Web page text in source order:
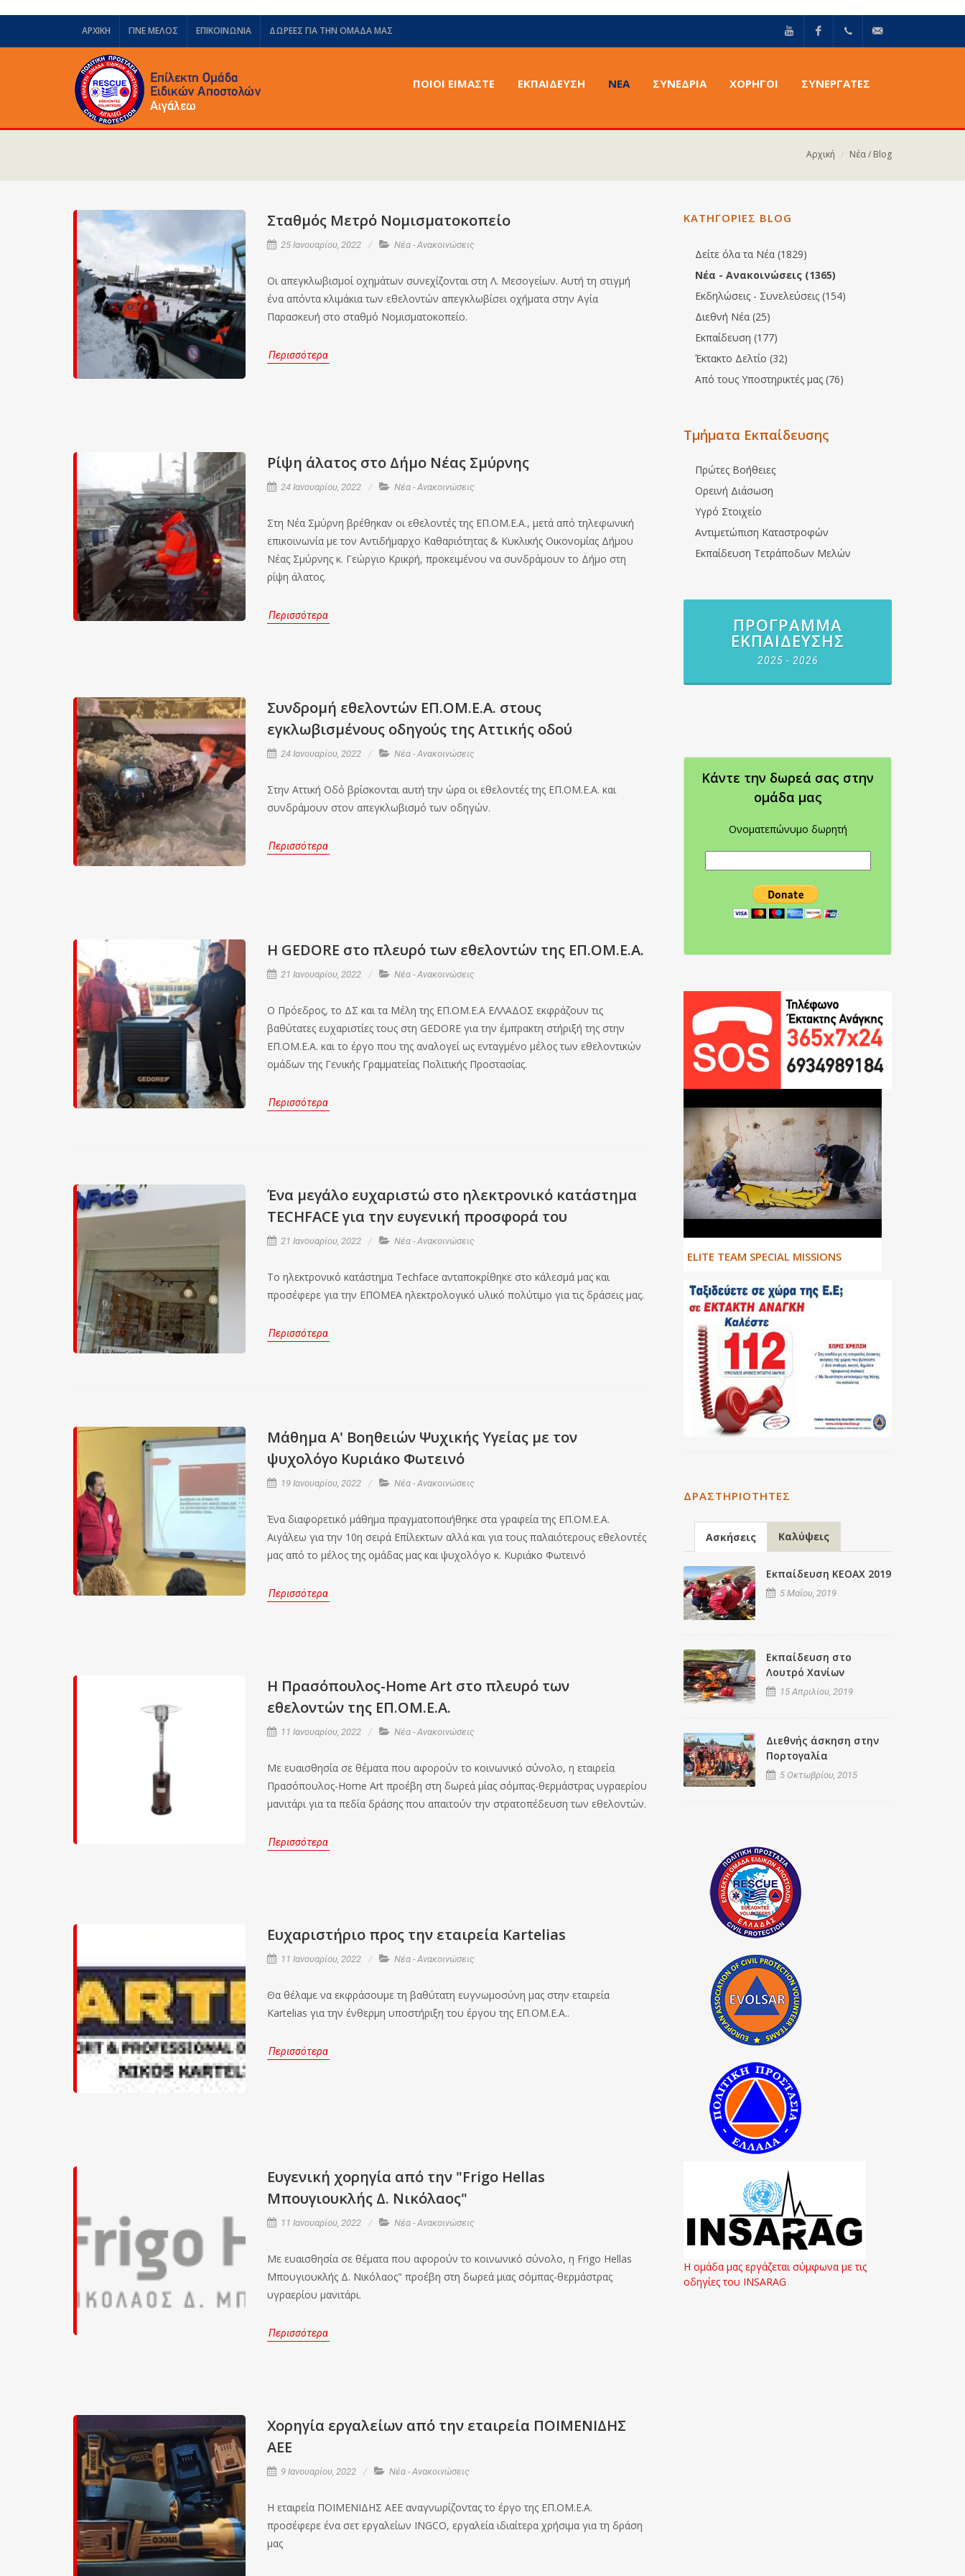
ΑΡΧΙΚΗ ΓΙΝΕ ΜΕΛΟΣ ΕΠΙΚΟΙΝΩΝΙΑ ΔΩΡΕΈΣ ΓΙΑ ΤΗΝ ΟΜΆΔΑ ΜΑΣ
ΠΟΙΟΙ ΕΙΜΑΣΤΕ ΕΚΠΑΙΔΕΥΣΗ ΝΈΑ ΣΥΝΈΔΡΙΑ ΧΟΡΗΓΟΙ ΣΥΝΕΡΓΑΤΕΣ
Αρχική Νέα / Blog
Σταθμός Μετρό Νομισματοκοπείο
25 Ιανουαρίου, 2022 Νέα - Ανακοινώσεις
Οι απεγκλωβισμοί οχημάτων συνεχίζονται στη Λ. Μεσογείων. Αυτή τη στιγμή
ένα απόντα κλιμάκια των εθελοντών απεγκλωβίσει οχήματα στην Αγία
Παρασκευή στο σταθμό Νομισματοκοπείο.
Περισσότερα
Ρίψη άλατος στο Δήμο Νέας Σμύρνης
24 Ιανουαρίου, 2022 Νέα - Ανακοινώσεις
Στη Νέα Σμύρνη βρέθηκαν οι εθελοντές της ΕΠ.ΟΜ.Ε.Α., μετά από τηλεφωνική
επικοινωνία με τον Αντιδήμαρχο Καθαριότητας & Κυκλικής Οικονομίας Δήμου
Νέας Σμύρνης κ. Γεώργιο Κρικρή, προκειμένου να συνδράμουν το Δήμο στη
ρίψη άλατος.
Περισσότερα
Συνδρομή εθελοντών ΕΠ.ΟΜ.Ε.Α. στους
εγκλωβισμένους οδηγούς της Αττικής οδού
24 Ιανουαρίου, 2022 Νέα - Ανακοινώσεις
Στην Αττική Οδό βρίσκονται αυτή την ώρα οι εθελοντές της ΕΠ.ΟΜ.Ε.Α. και
συνδράμουν στον απεγκλωβισμό των οδηγών.
Περισσότερα
Η GEDORE στο πλευρό των εθελοντών της ΕΠ.ΟΜ.Ε.Α.
21 Ιανουαρίου, 2022 Νέα - Ανακοινώσεις
Ο Πρόεδρος, το ΔΣ και τα Μέλη της ΕΠ.ΟΜ.Ε.Α ΕΛΛΑΔΟΣ εκφράζουν τις
βαθύτατες ευχαριστίες τους στη GEDORE για την έμπρακτη στήριξή της στην
ΕΠ.ΟΜ.Ε.Α. και το έργο που της αναλογεί ως ενταγμένο μέλος των εθελοντικών
ομάδων της Γενικής Γραμματείας Πολιτικής Προστασίας.
Περισσότερα
Ένα μεγάλο ευχαριστώ στο ηλεκτρονικό κατάστημα
TECHFACE για την ευγενική προσφορά του
21 Ιανουαρίου, 2022 Νέα - Ανακοινώσεις
Το ηλεκτρονικό κατάστημα Techface ανταποκρίθηκε στο κάλεσμά μας και
προσέφερε για την ΕΠΟΜΕΑ ηλεκτρολογικό υλικό πολύτιμο για τις δράσεις μας.
Περισσότερα
Μάθημα Α' Βοηθειών Ψυχικής Υγείας με τον
ψυχολόγο Κυριάκο Φωτεινό
19 Ιανουαρίου, 2022 Νέα - Ανακοινώσεις
Ένα διαφορετικό μάθημα πραγματοποιήθηκε στα γραφεία της ΕΠ.ΟΜ.Ε.Α.
Αιγάλεω για την 10η σειρά Επίλεκτων αλλά και για τους παλαιότερους εθελοντές
μας από το μέλος της ομάδας μας και ψυχολόγο κ. Κυριάκο Φωτεινό
Περισσότερα
Η Πρασόπουλος-Home Art στο πλευρό των
εθελοντών της ΕΠ.ΟΜ.Ε.Α.
11 Ιανουαρίου, 2022 Νέα - Ανακοινώσεις
Με ευαισθησία σε θέματα που αφορούν το κοινωνικό σύνολο, η εταιρεία
Πρασόπουλος-Home Art προέβη στη δωρεά μίας σόμπας-θερμάστρας υγραερίου
μανιτάρι για τα πεδία δράσης που απαιτούν την στρατοπέδευση των εθελοντών.
Περισσότερα
Ευχαριστήριο προς την εταιρεία Kartelias
11 Ιανουαρίου, 2022 Νέα - Ανακοινώσεις
Θα θέλαμε να εκφράσουμε τη βαθύτατη ευγνωμοσύνη μας στην εταιρεία
Kartelias για την ένθερμη υποστήριξη του έργου της ΕΠ.ΟΜ.Ε.Α..
Περισσότερα
Ευγενική χορηγία από την "Frigo Hellas
Μπουγιουκλής Δ. Νικόλαος"
11 Ιανουαρίου, 2022 Νέα - Ανακοινώσεις
Με ευαισθησία σε θέματα που αφορούν το κοινωνικό σύνολο, η Frigo Hellas
Μπουγιουκλής Δ. Νικόλαος" προέβη στη δωρεά μιας σόμπας-θερμάστρας
υγραερίου μανιτάρι.
Περισσότερα
Χορηγία εργαλείων από την εταιρεία ΠΟΙΜΕΝΙΔΗΣ
ΑΕΕ
9 Ιανουαρίου, 2022 Νέα - Ανακοινώσεις
H εταιρεία ΠΟΙΜΕΝΙΔΗΣ ΑΕΕ αναγνωρίζοντας το έργο της ΕΠ.ΟΜ.Ε.Α.
προσέφερε ένα σετ εργαλείων INGCO, εργαλεία ιδιαίτερα χρήσιμα για τη δράση
μας
ΚΑΤΗΓΟΡΙΕΣ BLOG
Δείτε όλα τα Νέα (1829)
Νέα - Ανακοινώσεις (1365)
Εκδηλώσεις - Συνελεύσεις (154)
Διεθνή Νέα (25)
Εκπαίδευση (177)
Έκτακτο Δελτίο (32)
Από τους Υποστηρικτές μας (76)
Τμήματα Εκπαίδευσης
Πρώτες Βοήθειες
Ορεινή Διάσωση
Υγρό Στοιχείο
Αντιμετώπιση Καταστροφών
Εκπαίδευση Τετράποδων Μελών
ΠΡΌΓΡΑΜΜΑ
ΕΚΠΑΊΔΕΥΣΗΣ
2025 - 2026
Κάντε την δωρεά σας στην
oμάδα μας
Ονοματεπώνυμο δωρητή
ΕLITE TEAM SPECIAL MISSIONS
ΔΡΑΣΤΗΡΙΌΤΗΤΕΣ
Ασκήσεις Καλύψεις
Εκπαίδευση ΚΕΟΑΧ 2019
5 Μαΐου, 2019
Εκπαίδευση στο
Λουτρό Χανίων
15 Απριλίου, 2019
Διεθνής άσκηση στην
Πορτογαλία
5 Οκτωβρίου, 2015
Η ομάδα μας εργάζεται σύμφωνα με τις
οδηγίες του INSARAG